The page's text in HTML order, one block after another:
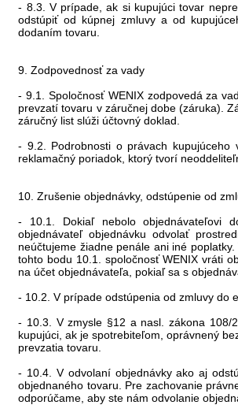
- 8.3. V prípade, ak si kupujúci tovar
odstúpiť od kúpnej zmluvy a od
dodaním tovaru.
9. Zodpovednosť za vady
- 9.1. Spoločnosť WENIX zodpovedá za
prevzatí tovaru v záručnej dobe (záruka).
záručný list slúži účtovný doklad.
- 9.2. Podrobnosti o právach kupujúceho
reklamačný poriadok, ktorý tvorí
10. Zrušenie objednávky, odstúpenie od
- 10.1. Dokiaľ nebolo objednávateľovi
objednávateľ objednávku odvolať
neúčtujeme žiadne penále ani iné
tohto bodu 10.1. spoločnosť WENIX vráti
na účet objednávateľa, pokiaľ sa s
- 10.2. V prípade odstúpenia od zmluvy do
- 10.3. V zmysle §12 a nasl. zákona 108/
kupujúci, ak je spotrebiteľom, oprávnený
prevzatia tovaru.
- 10.4. V odvolaní objednávky ako aj
objednaného tovaru. Pre zachovanie
odporúčame, aby ste nám odvolanie